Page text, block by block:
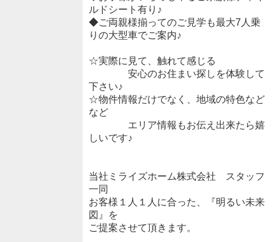
ルドシート有り♪
◆ご両親様揃ってのご見学も最大7人乗
りの大型車でご案内♪
☆実際に見て、触れて感じる
安心のお住まい探しを体験して
下さい♪
☆物件情報だけでなく、地域の特色など
など
エリア情報もお伝え出来たら嬉
しいです♪
当社ミライズホーム株式会社 スタッフ
一同
お客様１人１人に合った、『明るい未来
図』を
ご提案させて頂きます。